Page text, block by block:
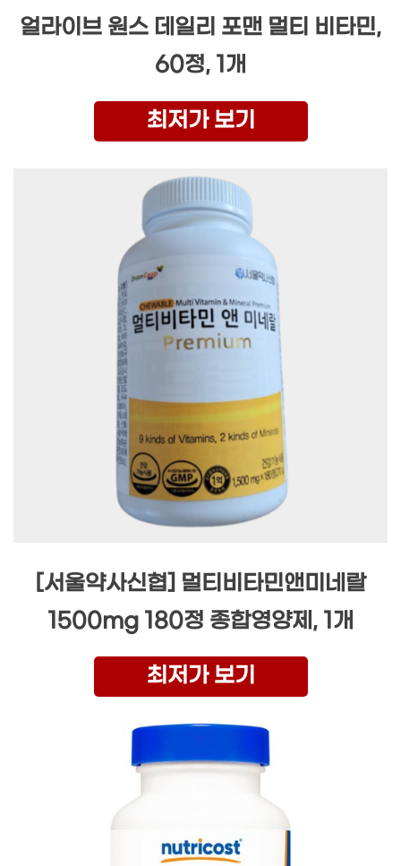
얼라이브 원스 데일리 포맨 멀티 비타민,
60정, 1개
최저가 보기
[서울약사신협] 멀티비타민앤미네랄
1500mg 180정 종합영양제, 1개
최저가 보기